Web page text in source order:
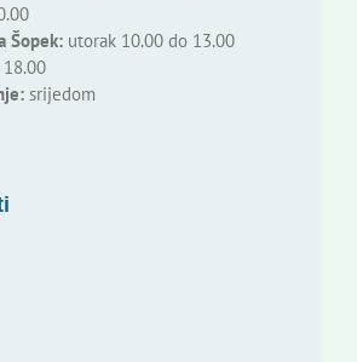
Šopek:utorak 10.00 do 13.00
srijedom